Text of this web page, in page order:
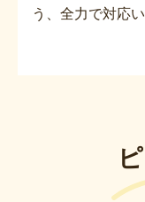
う、全力で対応